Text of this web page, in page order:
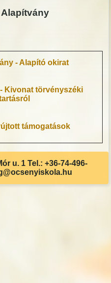
- Alapító okirat
Kivonat törvényszéki
támogatások
u. 1 Tel.: +36-74-496-